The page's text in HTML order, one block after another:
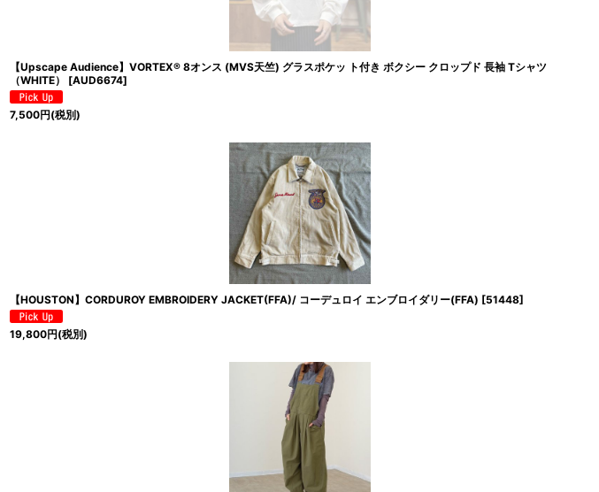
【Upscape Audience】VORTEX® 8オンス (MVS天竺) グラスポケッ ト付き ボクシー クロップド 長袖 Tシャツ
（WHITE）
[AUD6674]
7,500円(税別)
【HOUSTON】CORDUROY EMBROIDERY JACKET(FFA)/ コーデュロイ エンブロイダリー(FFA) [51448]
19,800円(税別)